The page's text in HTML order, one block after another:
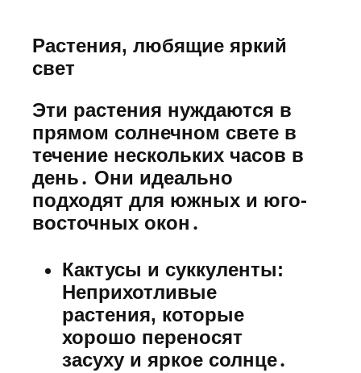
Растения, любящие яркий
свет
Эти растения нуждаются в
прямом солнечном свете в
течение нескольких часов в
день․ Они идеально
подходят для южных и юго-
восточных окон․
Кактусы и суккуленты:
Неприхотливые
растения, которые
хорошо переносят
засуху и яркое солнце․